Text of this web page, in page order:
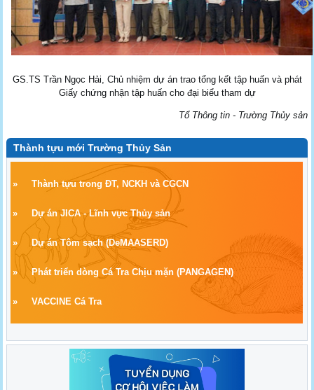
GS.TS Trần Ngọc Hải, Chủ nhiệm dự án trao tổng kết tập huấn và phát
Giấy chứng nhận tập huấn cho đại biểu tham dự
Tổ Thông tin - Trường Thủy sản
Thành tựu mới Trường Thủy Sản
» Thành tựu trong ĐT, NCKH và CGCN
» Dự án JICA - Lĩnh vực Thủy sản
» Dự án Tôm sạch(DeMAASERD)
» Phát triển dòng Cá Tra Chịu mặn (PANGAGEN)
» VACCINE Cá Tra